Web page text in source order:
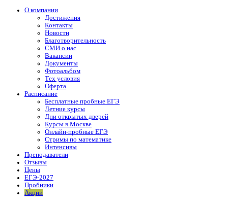
О компании
Достижения
Контакты
Новости
Благотворительность
СМИ о нас
Вакансии
Документы
Фотоальбом
Тех условия
Оферта
Расписание
Бесплатные пробные ЕГЭ
Летние курсы
Дни открытых дверей
Курсы в Москве
Онлайн-пробные ЕГЭ
Стримы по математике
Интенсивы
Преподаватели
Отзывы
Цены
ЕГЭ-2027
Пробники
Акции